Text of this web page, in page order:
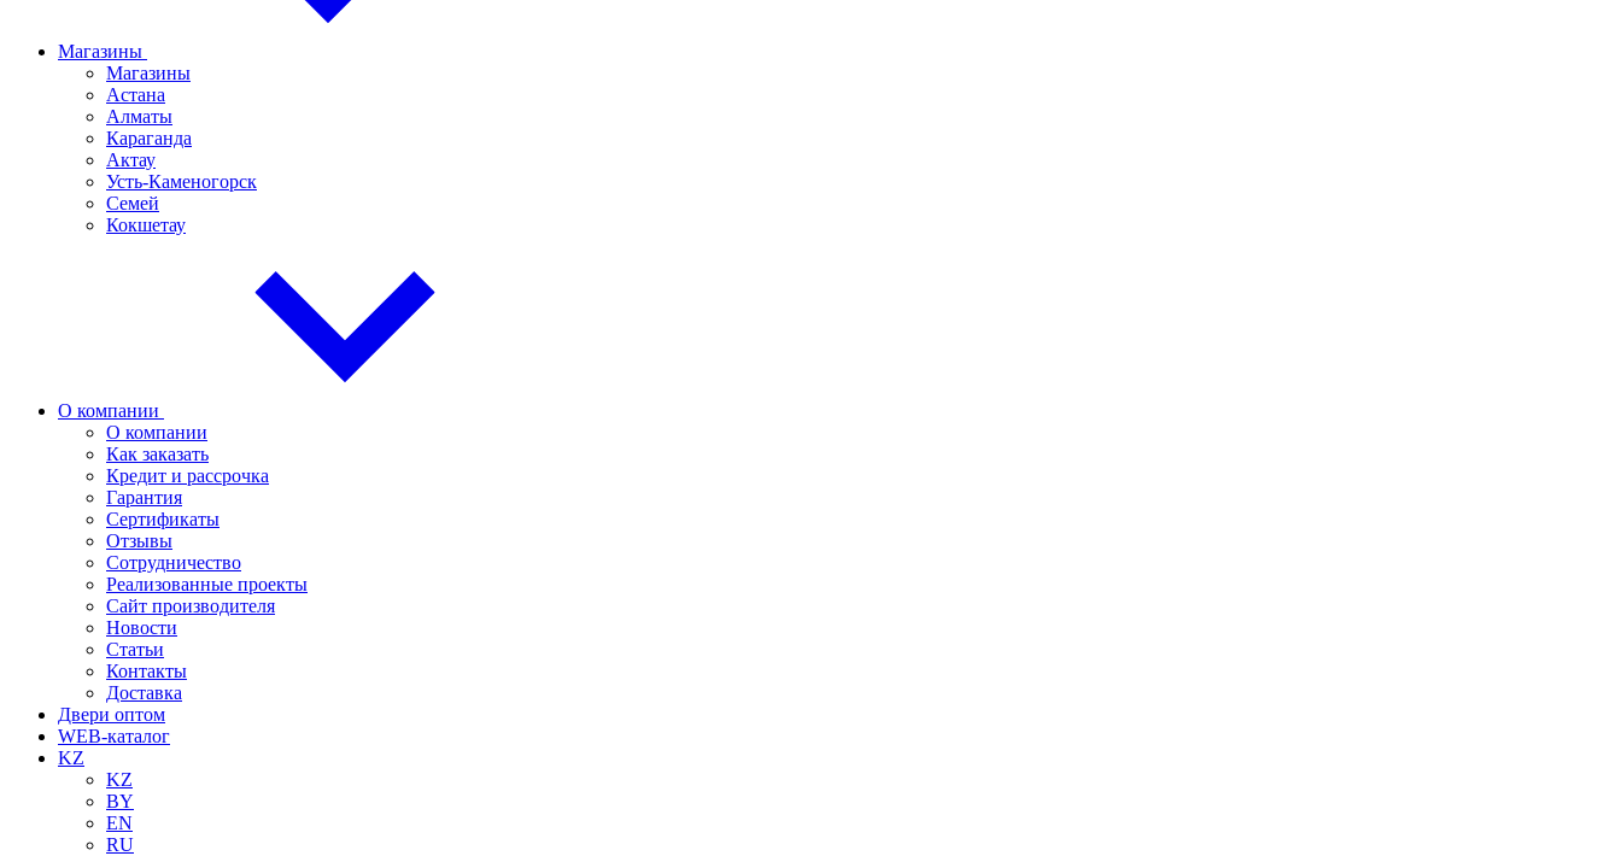
Магазины
Магазины
Астана
Алматы
Караганда
Актау
Усть-Каменогорск
Семей
Кокшетау
О компании
О компании
Как заказать
Кредит и рассрочка
Гарантия
Сертификаты
Отзывы
Сотрудничество
Реализованные проекты
Сайт производителя
Новости
Статьи
Контакты
Доставка
Двери оптом
WEB-каталог
KZ
KZ
BY
EN
RU